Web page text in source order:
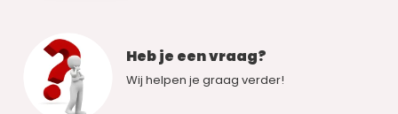
Heb je een vraag?
Wij helpen je graag verder!